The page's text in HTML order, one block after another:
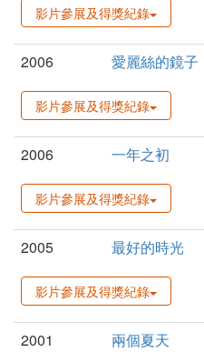
影片參展及得獎紀錄
2006 愛麗絲的鏡子
影片參展及得獎紀錄
2006 一年之初
影片參展及得獎紀錄
2005 最好的時光
影片參展及得獎紀錄
2001 兩個夏天